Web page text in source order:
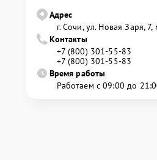
Адрес
г. Сочи, ул. Новая Заря,
Контакты
+7 (800) 301-55-83
+7 (800) 301-55-83
Время работы
Работаем с 09:00 до